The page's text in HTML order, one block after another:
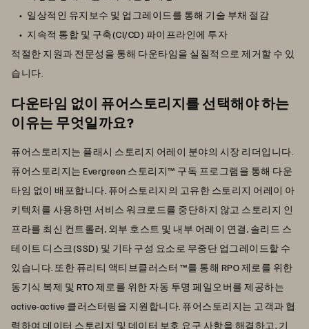
일상적인 유지보수 및 업그레이드를 통해 기술 부채 절감
지속적 통합 및 구축(CI/CD) 파이프라인에 투자
적절한 지원과 전문성을 통해 다운타임을 실질적으로 제거할 수 있
습니다.
다운타임 없이 퓨어스토리지를 선택해야 하는
이유는 무엇일까요?
퓨어스토리지는 플래시 스토리지 어레이 분야의 시장 리더입니다.
퓨어스토리지는 Evergreen 스토리지™ 구독 프로그램을 통해 다운
타임 없이 배포합니다. 퓨어스토리지의 고유한 스토리지 어레이 아
키텍처를 사용하면 서비스 워크로드를 중단하지 않고 스토리지 인
프라를 최신 컨트롤러, 외부 호스트 및 내부 어레이 연결, 솔리드 스
테이트 디스크(SSD) 및 기타 구성 요소로 무중단 업그레이드할 수
있습니다. 또한 퓨리티 액티브클러스터 ™를 통해 RPO 제로를 위한
동기식 복제 및 RTO 제로를 위한 자동 투명 페일오버를 제공하는
active-active 클러스터링을 지원합니다. 퓨어스토리지는 고객과 협
력하여 데이터 스토리지 및 데이터 보호 요구 사항을 해결하고, 기